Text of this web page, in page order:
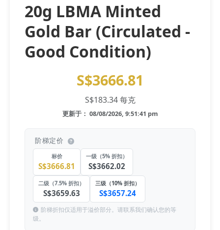
20g LBMA Minted
Gold Bar (Circulated -
Good Condition)
S$3666.81
S$183.34 每克
更新于： 08/08/2026, 9:51:41 pm
阶梯定价
标价
S$3666.81
一级（5% 折扣）
S$3662.02
二级（7.5% 折扣）
S$3659.63
三级（10% 折扣）
S$3657.24
阶梯折扣仅适用于溢价部分。请联系我们确认您的等
级。